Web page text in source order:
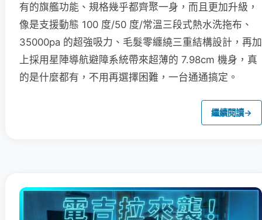
有的旗艦功能、規格幾乎都齊聚一身，而且更加升級，
像是支援動態 100 度/50 度/常溫三段式熱水洗拖布、
35000pa 的超強吸力、毛髮零纏繞三重結構設計，再加
上採用星陣導航避障系統帶來超薄的 7.98cm 機身，真
的是什麼都有，不用再選擇困難，一台通通搞定。
繼續閱讀→